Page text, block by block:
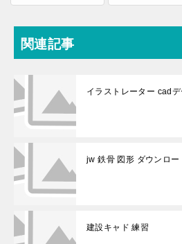
関連記事
イラストレーター cad
jw 鉄骨 図形 ダウンロー
建設キャド 練習